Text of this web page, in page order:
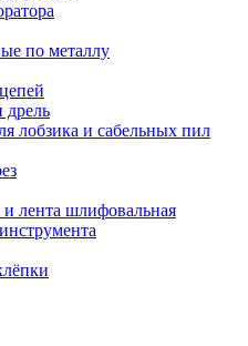
по металлу
лобзика и сабельных пил
лента шлифовальная